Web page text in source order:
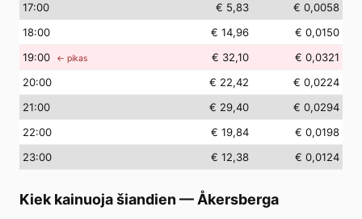
17:00 € 5,83
€ 0,0058
18:00 € 14,96
€ 0,0150
19:00 ← pikas € 32,10
€ 0,0321
20:00 € 22,42
€ 0,0224
21:00 € 29,40
€ 0,0294
22:00 € 19,84
€ 0,0198
23:00 € 12,38 € 0,0124
Kiek kainuoja šiandien — Åkersberga